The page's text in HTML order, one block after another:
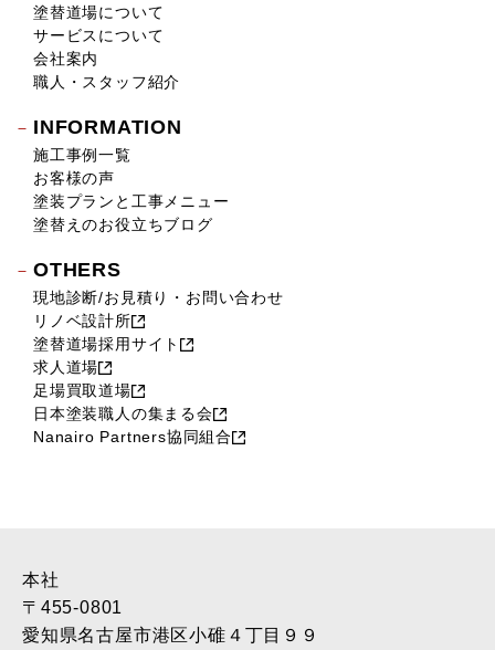
塗替道場について
サービスについて
会社案内
職人・スタッフ紹介
INFORMATION
施工事例一覧
お客様の声
塗装プランと工事メニュー
塗替えのお役立ちブログ
OTHERS
現地診断/お見積り・お問い合わせ
リノベ設計所
塗替道場採用サイト
求人道場
足場買取道場
日本塗装職人の集まる会
Nanairo Partners協同組合
本社
〒455-0801
愛知県名古屋市港区小碓４丁目９９